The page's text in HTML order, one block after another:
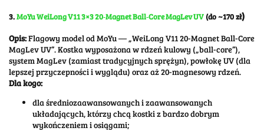
3.MoYu WeiLong V11 3×3 20‑Magnet Ball‑Core MagLev UV (do ~170 zł)
Opis:Flagowy model od MoYu — „WeiLong V11 20-Magnet Ball-Core
MagLev UV”. Kostka wyposażona w rdzeń kulowy („ball-core”),
system MagLev (zamiast tradycyjnych sprężyn), powłokę UV (dla
lepszej przyczepności i wyglądu) oraz aż 20-magnesowy rdzeń.
Dla kogo:
dla średniozaawansowanych i zaawansowanych
układających, którzy chcą kostki z bardzo dobrym
wykończeniem i osiągami;